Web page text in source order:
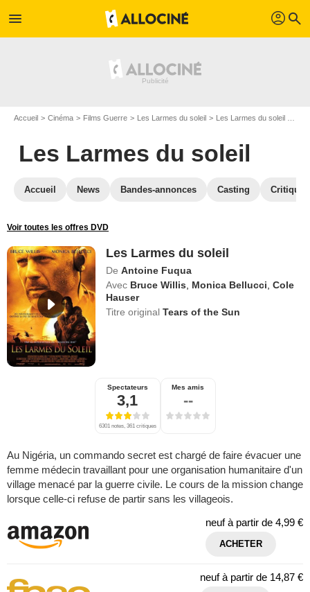
menu profil search
Accueil Cinéma Films Guerre Les Larmes du soleil Les Larmes du soleil en DVD
Les Larmes du soleil
Accueil News Bandes-annonces Casting
Voir toutes les offres DVD
Les Larmes du soleil
De Antoine Fuqua
Avec Bruce Willis Monica Bellucci ,Cole
Hauser
Titre originalTears of the Sun
Spectateurs
3,1
6301 notes, 361 critiques
Mes amis
--
Au Nigéria, un commando secret est chargé de faire évacuer une
femme médecin travaillant pour une organisation humanitaire d'un
village menacé par la guerre civile. Le cours de la mission change
lorsque celle-ci refuse de partir sans les villageois.
neuf à partir de 4,99 €
ACHETER
neuf à partir de 14,87 €